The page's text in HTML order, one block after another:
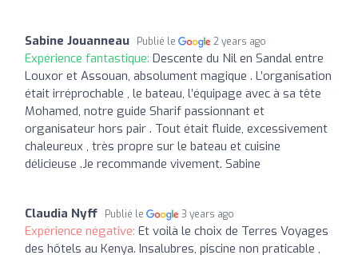
Sabine Jouanneau Publié le 2 years ago
Expérience fantastique: Descente du Nil en Sandal entre
Louxor et Assouan, absolument magique . L’organisation
était irréprochable , le bateau, l’équipage avec à sa tête
Mohamed, notre guide Sharif passionnant et
organisateur hors pair . Tout était fluide, excessivement
chaleureux , très propre sur le bateau et cuisine
délicieuse .Je recommande vivement. Sabine
Claudia Nyff Publié le 3 years ago
Expérience négative: Et voilà le choix de Terres Voyages
des hôtels au Kenya. Insalubres, piscine non praticable ,